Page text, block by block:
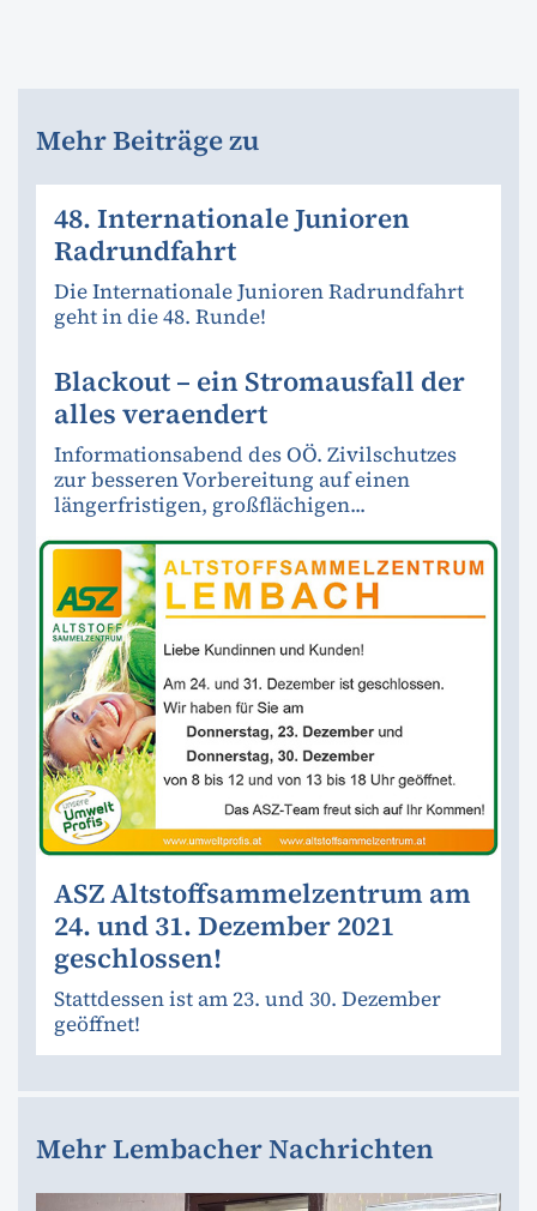
Mehr Beiträge zu
48. Internationale Junioren
Radrundfahrt
Die Internationale Junioren Radrundfahrt
geht in die 48. Runde!
Blackout – ein Stromausfall der
alles veraendert
Informationsabend des OÖ. Zivilschutzes
zur besseren Vorbereitung auf einen
längerfristigen, großflächigen...
ASZ Altstoffsammelzentrum am
24. und 31. Dezember 2021
geschlossen!
Stattdessen ist am 23. und 30. Dezember
geöffnet!
Mehr Lembacher Nachrichten